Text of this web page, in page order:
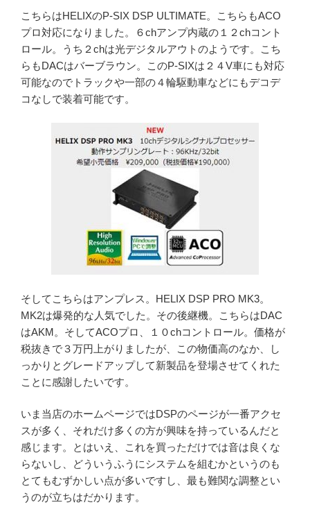
こちらはHELIXのP-SIX DSP ULTIMATE。こちらもACO
プロ対応になりました。６chアンプ内蔵の１２chコント
ロール。うち２chは光デジタルアウトのようです。こち
らもDACはバーブラウン。このP-SIXは２４V車にも対応
可能なのでトラックや一部の４輪駆動車などにもデコデ
コなしで装着可能です。
そしてこちらはアンプレス。HELIX DSP PRO MK3。
MK2は爆発的な人気でした。その後継機。こちらはDAC
はAKM。そしてACOプロ、１０chコントロール。価格が
税抜きで３万円上がりましたが、この物価高のなか、し
っかりとグレードアップして新製品を登場させてくれた
ことに感謝したいです。
いま当店のホームページではDSPのページが一番アクセ
スが多く、それだけ多くの方が興味を持っているんだと
感じます。とはいえ、これを買っただけでは音は良くな
らないし、どういうふうにシステムを組むかというのも
とてもむずかしい点が多いですし、最も難関な調整とい
うのが立ちはだかります。